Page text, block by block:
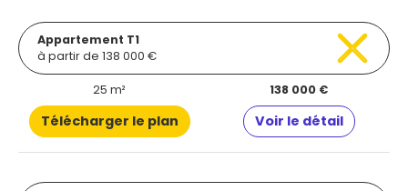
Appartement T1
à partir de 138 000 €
25 m² 138 000 €
Télécharger le plan Voir le détail